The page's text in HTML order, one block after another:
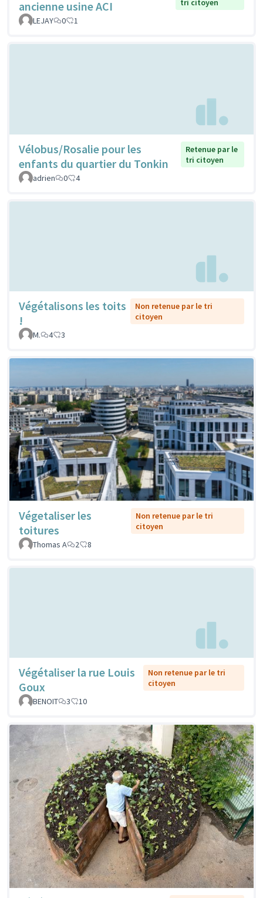
ancienne usine ACI
tri citoyen
LEJAY
0 1
Vélobus/Rosalie pour les
enfants du quartier du Tonkin
Retenue par le
tri citoyen
adrien
0 4
Végétalisons les toits
!
Non retenue par le tri
citoyen
M.
4 3
Végetaliser les
toitures
Non retenue par le tri
citoyen
Thomas A
2 8
Végétaliser la rue Louis
Goux
Non retenue par le tri
citoyen
BENOIT
3 10